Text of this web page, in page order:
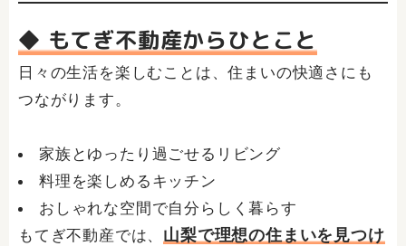
◆ もてぎ不動産からひとこと
日々の生活を楽しむことは、住まいの快適さにも
つながります。
家族とゆったり過ごせるリビング
料理を楽しめるキッチン
おしゃれな空間で自分らしく暮らす
もてぎ不動産では、 山梨で理想の住まいを見つけ